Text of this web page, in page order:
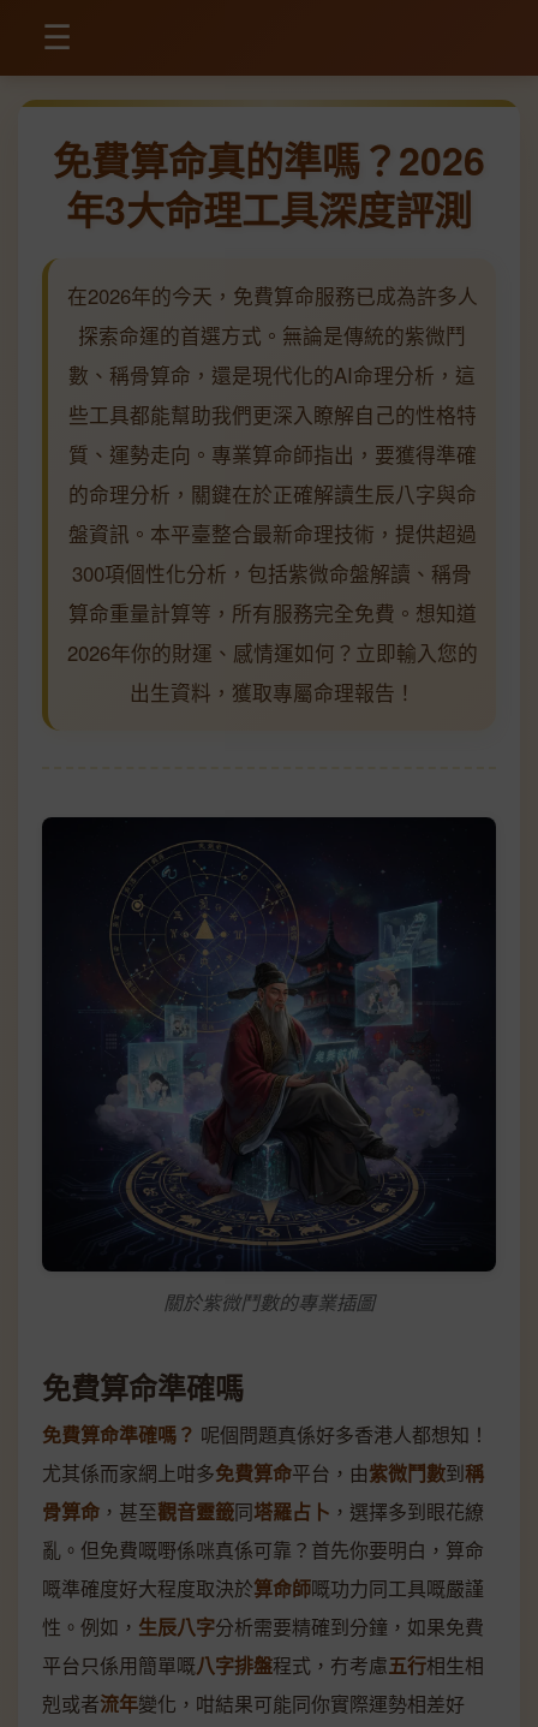
☰
免費算命真的準嗎？2026
年3大命理工具深度評測
在2026年的今天，免費算命服務已成為許多人
探索命運的首選方式。無論是傳統的紫微鬥
數、稱骨算命，還是現代化的AI命理分析，這
些工具都能幫助我們更深入瞭解自己的性格特
質、運勢走向。專業算命師指出，要獲得準確
的命理分析，關鍵在於正確解讀生辰八字與命
盤資訊。本平臺整合最新命理技術，提供超過
300項個性化分析，包括紫微命盤解讀、稱骨
算命重量計算等，所有服務完全免費。想知道
2026年你的財運、感情運如何？立即輸入您的
出生資料，獲取專屬命理報告！
關於紫微鬥數的專業插圖
免費算命準確嗎
免費算命準確嗎？ 呢個問題真係好多香港人都想知！
尤其係而家網上咁多免費算命平台，由紫微鬥數到稱
骨算命 ，甚至觀音靈籤同塔羅占卜 ，選擇多到眼花繚
亂。但免費嘅嘢係咪真係可靠？首先你要明白，算命
嘅準確度好大程度取決於算命師嘅功力同工具嘅嚴謹
性。例如， 生辰八字分析需要精確到分鐘，如果免費
平台只係用簡單嘅八字排盤程式，冇考慮五行相生相
剋或者流年變化，咁結果可能同你實際運勢相差好